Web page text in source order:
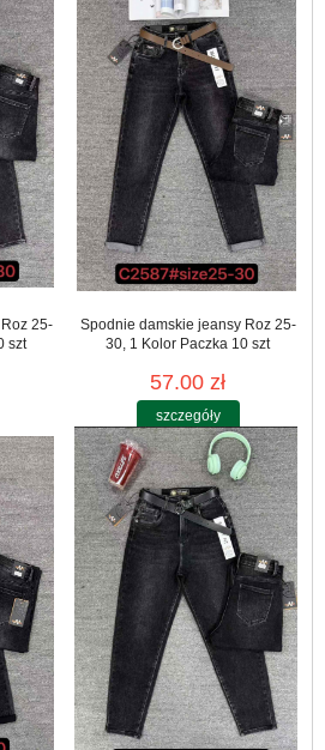
25-
szt
Spodnie damskie jeansy Roz 25-
30, 1 Kolor Paczka 10 szt
57.00 zł
szczegóły